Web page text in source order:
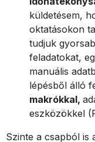
küldetésem,
oktatásokon
tudjuk
feladatokat,
manuális
lépésből álló
makrókkal,
eszközökkel
Szinte a csapból is